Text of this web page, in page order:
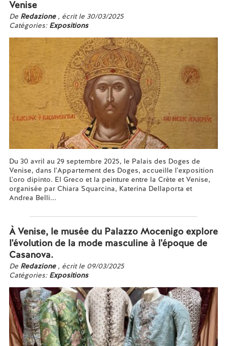
Venise
De Redazione , écrit le 30/03/2025
Catégories: Expositions
Du 30 avril au 29 septembre 2025, le Palais des Doges de
Venise, dans l'Appartement des Doges, accueille l'exposition
L'oro dipinto. El Greco et la peinture entre la Crète et Venise,
organisée par Chiara Squarcina, Katerina Dellaporta et
Andrea Belli...
À Venise, le musée du Palazzo Mocenigo explore
l'évolution de la mode masculine à l'époque de
Casanova.
De Redazione , écrit le 09/03/2025
Catégories: Expositions